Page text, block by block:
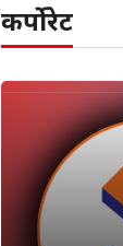
कर्पोरेट